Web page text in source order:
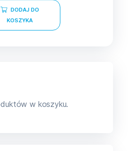
DODAJ DO
KOSZYKA
w koszyku.